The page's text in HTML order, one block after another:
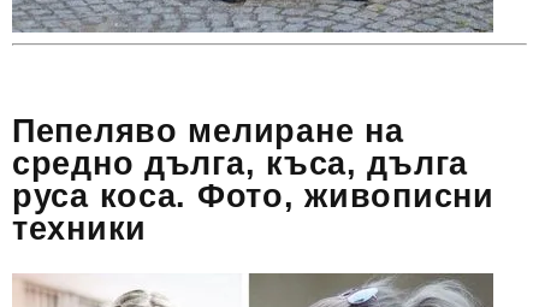
Пепеляво мелиране на
средно дълга, къса, дълга
руса коса. Фото, живописни
техники